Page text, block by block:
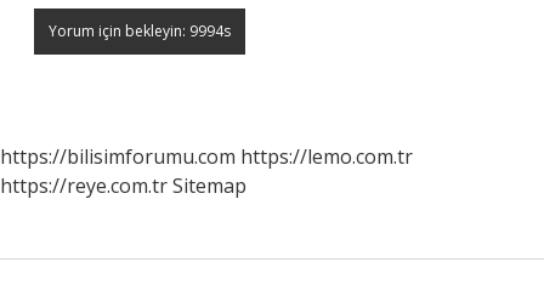
https://bilisimforumu.com https://lemo.com.tr
https://reye.com.trSitemap